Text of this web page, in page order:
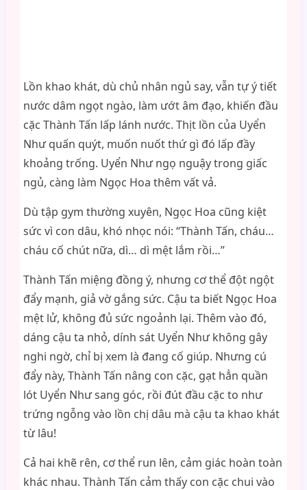
Lồn khao khát, dù chủ nhân ngủ say, vẫn tự ý tiết
nước dâm ngọt ngào, làm ướt âm đạo, khiến đầu
cặc Thành Tấn lấp lánh nước. Thịt lồn của Uyển
Như quấn quýt, muốn nuốt thứ gì đó lấp đầy
khoảng trống. Uyển Như ngọ nguậy trong giấc
ngủ, càng làm Ngọc Hoa thêm vất vả.
Dù tập gym thường xuyên, Ngọc Hoa cũng kiệt
sức vì con dâu, khó nhọc nói: “Thành Tấn, cháu…
cháu cố chút nữa, dì… dì mệt lắm rồi…”
Thành Tấn miệng đồng ý, nhưng cơ thể đột ngột
đẩy mạnh, giả vờ gắng sức. Cậu ta biết Ngọc Hoa
mệt lử, không đủ sức ngoảnh lại. Thêm vào đó,
dáng cậu ta nhỏ, dính sát Uyển Như không gây
nghi ngờ, chỉ bị xem là đang cố giúp. Nhưng cú
đẩy này, Thành Tấn nâng con cặc, gạt hẳn quần
lót Uyển Như sang góc, rồi đút đầu cặc to như
trứng ngỗng vào lồn chị dâu mà cậu ta khao khát
từ lâu!
Cả hai khẽ rên, cơ thể run lên, cảm giác hoàn toàn
khác nhau. Thành Tấn cảm thấy con cặc chui vào